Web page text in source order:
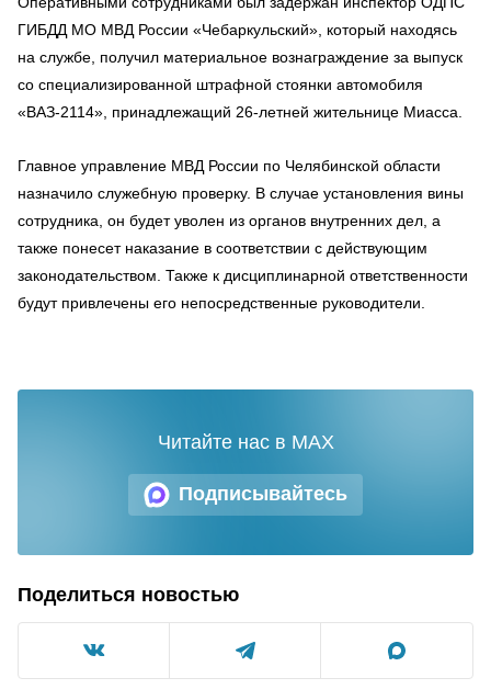
ГИБДД МО МВД России «Чебаркульский», который находясь
на службе, получил материальное вознаграждение за выпуск
со специализированной штрафной стоянки автомобиля
«ВАЗ-2114», принадлежащий 26-летней жительнице Миасса.
Главное управление МВД России по Челябинской области
назначило служебную проверку. В случае установления вины
сотрудника, он будет уволен из органов внутренних дел, а
также понесет наказание в соответствии с действующим
законодательством. Также к дисциплинарной ответственности
будут привлечены его непосредственные руководители.
Подписывайтесь
Читайте нас в MAX
Поделиться новостью